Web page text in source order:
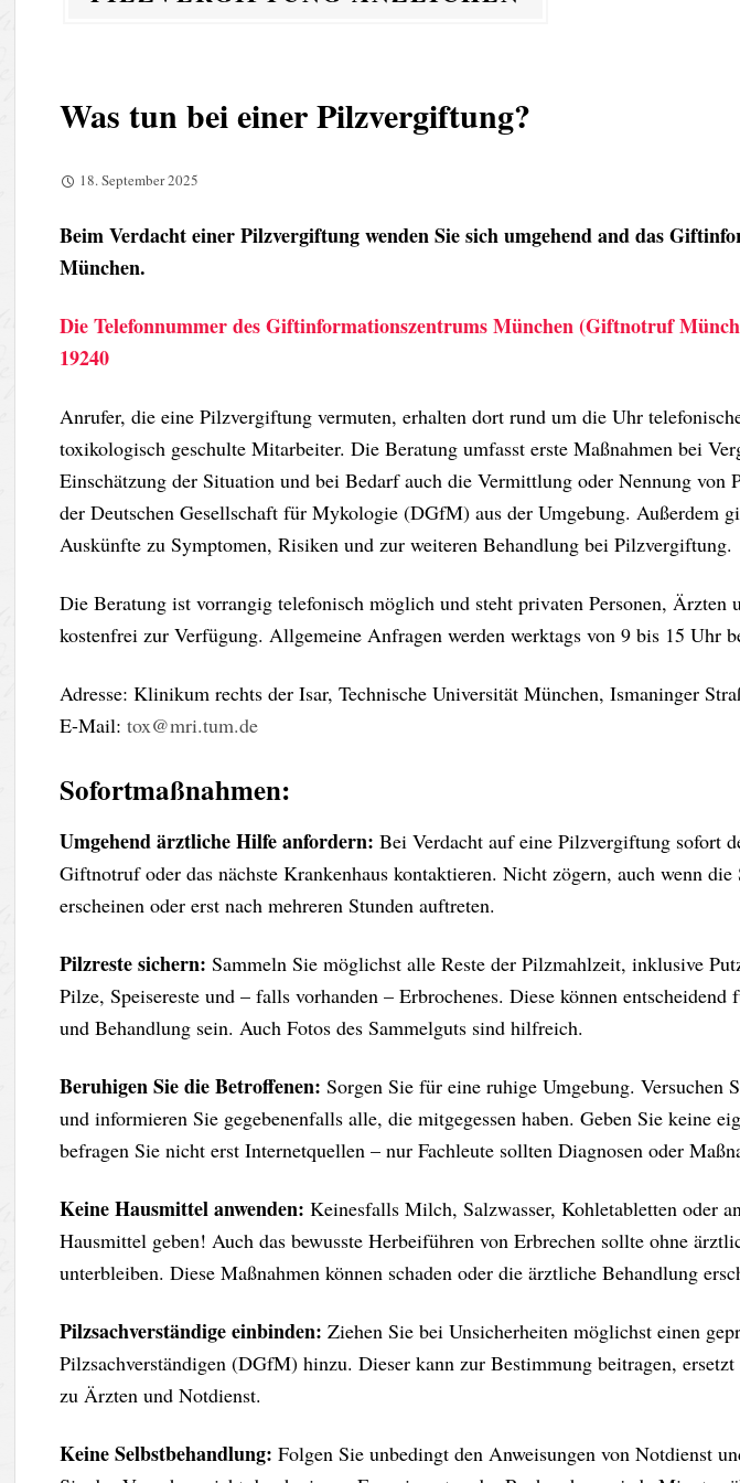
Was tun bei einer Pilzvergiftung?
18. September 2025
Beim Verdacht einer Pilzvergiftung wenden Sie sich umgehend and das
München.
Die Telefon­nummer des Gift­informations­zentrums München (Giftnotruf
19240
Anrufer, die eine Pilzvergiftung vermuten, erhalten dort rund um die Uhr
toxikologisch geschulte Mitarbeiter. Die Beratung umfasst erste Maßnahmen bei
Einschätzung der Situation und bei Bedarf auch die Vermittlung oder Nennung von
der Deutschen Gesellschaft für Mykologie (DGfM) aus der Umgebung. Außerdem
Auskünfte zu Symptomen, Risiken und zur weiteren Behandlung bei Pilzvergiftung.
Die Beratung ist vorrangig telefonisch möglich und steht privaten Personen, Ärzten
kostenfrei zur Verfügung. Allgemeine Anfragen werden werktags von 9 bis 15 Uhr
Adresse: Klinikum rechts der Isar, Technische Universität München, Ismaninger
E-Mail:tox@mri.tum.de
Sofortmaßnahmen:
Umgehend ärztliche Hilfe anfordern: Bei Verdacht auf eine Pilzvergiftung sofort
Giftnotruf oder das nächste Krankenhaus kontaktieren. Nicht zögern, auch wenn
erscheinen oder erst nach mehreren Stunden auftreten.
Pilzreste sichern: Sammeln Sie möglichst alle Reste der Pilzmahlzeit, inklusive
Pilze, Speisereste und – falls vorhanden – Erbrochenes. Diese können
und Behandlung sein. Auch Fotos des Sammelguts sind hilfreich.
Beruhigen Sie die Betroffenen: Sorgen Sie für eine ruhige Umgebung. Versuchen
und informieren Sie gegebenenfalls alle, die mitgegessen haben. Geben Sie keine
befragen Sie nicht erst Internetquellen – nur Fachleute sollten Diagnosen oder
Keine Hausmittel anwenden: Keinesfalls Milch, Salzwasser, Kohletabletten oder
Hausmittel geben! Auch das bewusste Herbeiführen von Erbrechen sollte ohne
unterbleiben. Diese Maßnahmen können schaden oder die ärztliche Behandlung
Pilzsachverständige einbinden: Ziehen Sie bei Unsicherheiten möglichst einen
Pilzsachverständigen (DGfM) hinzu. Dieser kann zur Bestimmung beitragen,
zu Ärzten und Notdienst.
Keine Selbstbehandlung: Folgen Sie unbedingt den Anweisungen von Notdienst